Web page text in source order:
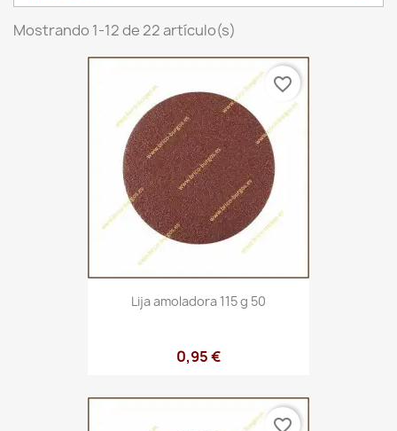
Mostrando 1-12 de 22 artículo(s)
Lija amoladora 115 g 50
0,95 €
favorite_border
favorite_border